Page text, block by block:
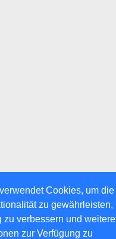
Cookies, um die
zu gewährleisten,
zu verbessern und weitere
zur Verfügung zu